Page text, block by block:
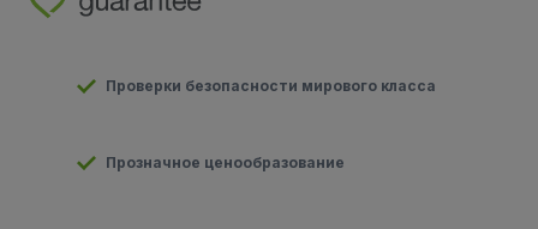
Проверки безопасности мирового класса
Прозначное ценообразование